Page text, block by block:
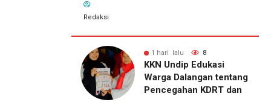
Redaksi
1 hari lalu 7
KKN Undip Bekali
Pengelola BUMDes
Dalangan dengan Pola
1 hari lalu
Pemilik
Royal
Phone